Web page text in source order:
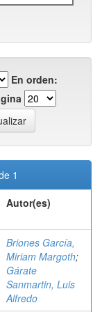
En orden:
1
Autor(es)
Briones García,
Miriam Margoth;
Gárate
Sanmartin, Luis
Alfredo